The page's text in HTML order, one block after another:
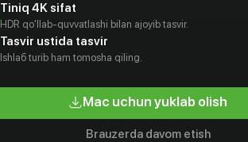
Tiniq 4K sifat
HDR qo'llab-quvvatlashi bilan ajoyib tasvir.
Tasvir ustida tasvir
Ishlаб turib ham tomosha qiling.
Mac uchun yuklab olish
Brauzerda davom etish